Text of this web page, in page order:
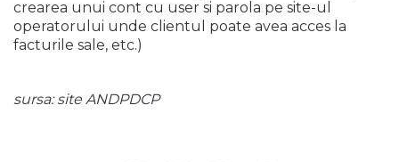
crearea unui cont cu user si parola pe site-ul
operatorului unde clientul poate avea acces la
facturile sale, etc.)
sursa: site ANDPDCP